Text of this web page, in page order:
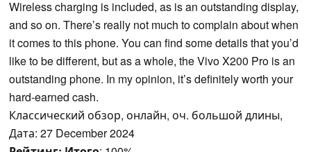
Wireless charging is included, as is an outstanding display,
and so on. There’s really not much to complain about when
it comes to this phone. You can find some details that you’d
like to be different, but as a whole, the Vivo X200 Pro is an
outstanding phone. In my opinion, it’s definitely worth your
hard-earned cash.
Классический обзор, онлайн, оч. большой длины,
Дата: 27 December 2024